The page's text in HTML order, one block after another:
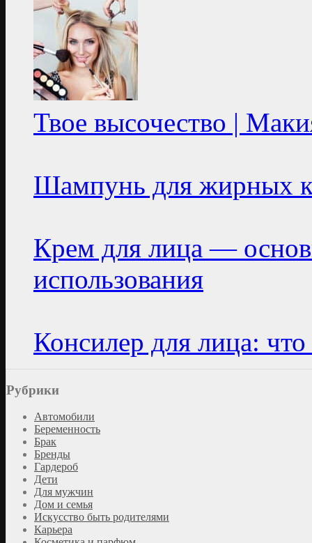
Твое высочество |
Шампунь для жирных
Крем для лица —
использования
Консилер для лица: что
Рубрики
Автомобили
Беременность
Брак
Бренды
Гардероб
Дети
Для мужчин
Дом и семья
Искусство быть родителями
Карьера